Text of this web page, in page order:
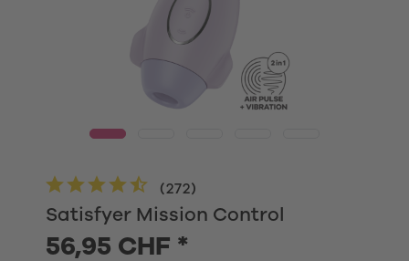
Satisfyer Mission Control
(272)
56,95 CHF *